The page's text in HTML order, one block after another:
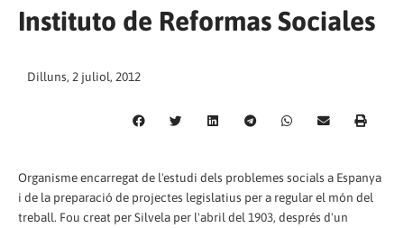
Instituto de Reformas Sociales
Dilluns, 2 juliol, 2012
Organisme encarregat de l'estudi dels problemes socials a Espanya
i de la preparació de projectes legislatius per a regular el món del
treball. Fou creat per Silvela per l'abril del 1903, després d'un